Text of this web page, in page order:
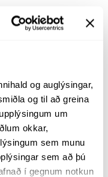
og auglýsingar,
og til að greina
um
okkar,
sem munu
sem að þú
í gegnum notkun